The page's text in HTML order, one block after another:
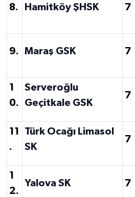
8. Hamitköy ŞHSK 7
9. Maraş GSK 7
1
0.
Serveroğlu
Geçitkale GSK
7
11
.
Türk Ocağı Limasol
SK
7
1
2.
Yalova SK 7